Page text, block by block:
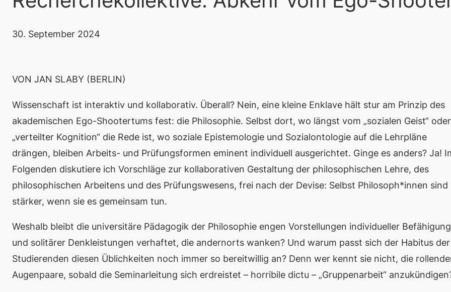
30. September 2024
VON JAN SLABY (BERLIN)
Wissenschaft ist interaktiv und kollaborativ. Überall? Nein, eine kleine Enklave hält stur am Prinzip des
akademischen Ego-Shootertums fest: die Philosophie. Selbst dort, wo längst vom „sozialen Geist“ oder
„verteilter Kognition“ die Rede ist, wo soziale Epistemologie und Sozialontologie auf die Lehrpläne
drängen, bleiben Arbeits- und Prüfungsformen eminent individuell ausgerichtet. Ginge es anders? Ja!
Folgenden diskutiere ich Vorschläge zur kollaborativen Gestaltung der philosophischen Lehre, des
philosophischen Arbeitens und des Prüfungswesens, frei nach der Devise: Selbst Philosoph*innen sind
stärker, wenn sie es gemeinsam tun.
Weshalb bleibt die universitäre Pädagogik der Philosophie engen Vorstellungen individueller Befähigung
und solitärer Denkleistungen verhaftet, die andernorts wanken? Und warum passt sich der Habitus der
Studierenden diesen Üblichkeiten noch immer so bereitwillig an? Denn wer kennt sie nicht, die
Augenpaare, sobald die Seminarleitung sich erdreistet – horribile dictu – „Gruppenarbeit“